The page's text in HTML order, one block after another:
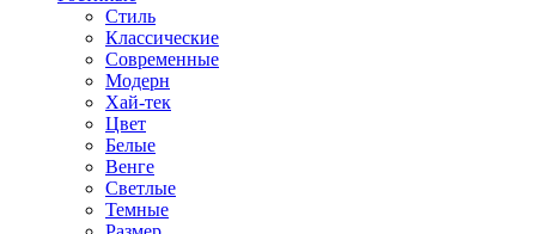
Стиль
Классические
Современные
Модерн
Хай-тек
Цвет
Белые
Венге
Светлые
Темные